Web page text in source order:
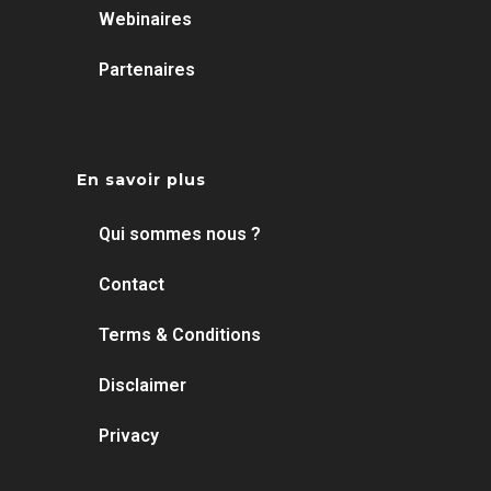
Webinaires
Partenaires
En savoir plus
Qui sommes nous ?
Contact
Terms & Conditions
Disclaimer
Privacy